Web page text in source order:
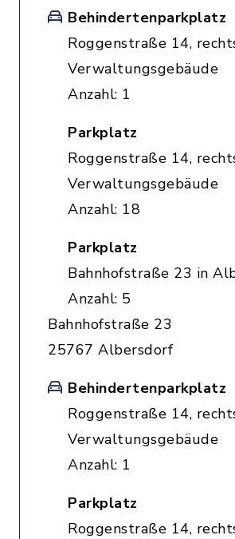
Behindertenparkplatz
Roggenstraße 14,
Verwaltungsgebäude
Anzahl: 1
Parkplatz
Roggenstraße 14,
Verwaltungsgebäude
Anzahl: 18
Parkplatz
Bahnhofstraße 23 in
Anzahl: 5
Bahnhofstraße 23
25767 Albersdorf
Behindertenparkplatz
Roggenstraße 14,
Verwaltungsgebäude
Anzahl: 1
Parkplatz
Roggenstraße 14,